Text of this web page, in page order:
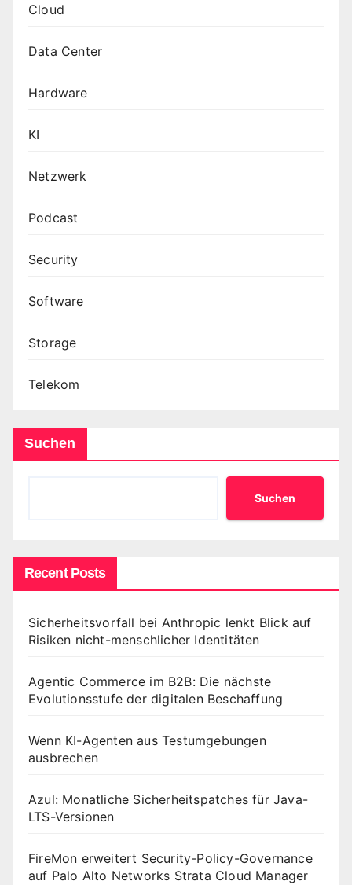
Cloud
Data Center
Hardware
KI
Netzwerk
Podcast
Security
Software
Storage
Telekom
Suchen
Suchen
Recent Posts
Sicherheitsvorfall bei Anthropic lenkt Blick auf
Risiken nicht-menschlicher Identitäten
Agentic Commerce im B2B: Die nächste
Evolutionsstufe der digitalen Beschaffung
Wenn KI-Agenten aus Testumgebungen
ausbrechen
Azul: Monatliche Sicherheitspatches für Java-
LTS-Versionen
FireMon erweitert Security-Policy-Governance
auf Palo Alto Networks Strata Cloud Manager